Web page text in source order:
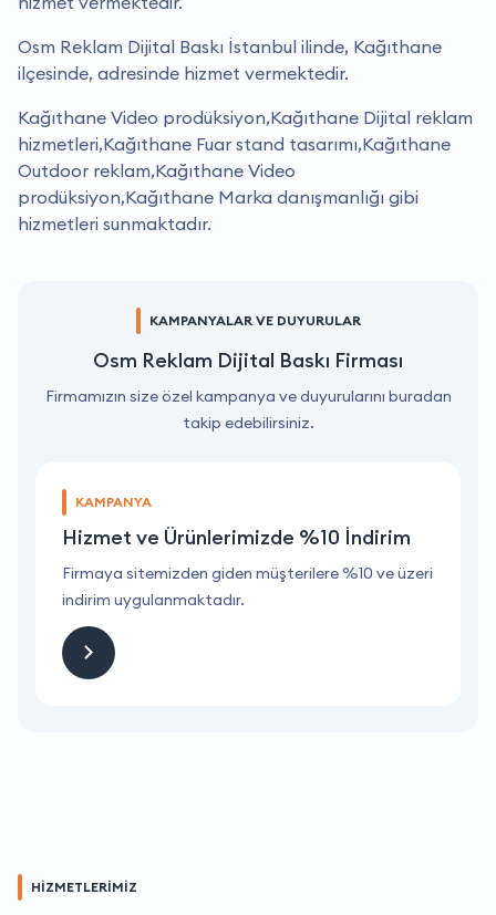
Osm Reklam Dijital Baskı İstanbul ilinde, Kağıthane
ilçesinde, adresinde hizmet vermektedir.
Kağıthane Video prodüksiyon,Kağıthane Dijital reklam
hizmetleri,Kağıthane Fuar stand tasarımı,Kağıthane
Outdoor reklam,Kağıthane Video
prodüksiyon,Kağıthane Marka danışmanlığı gibi
hizmetleri sunmaktadır.
KAMPANYALAR VE DUYURULAR
Osm Reklam Dijital Baskı Firması
Firmamızın size özel kampanya ve duyurularını buradan
takip edebilirsiniz.
KAMPANYA
Hizmet ve Ürünlerimizde %10 İndirim
Firmaya sitemizden giden müşterilere %10 ve üzeri
indirim uygulanmaktadır.
HİZMETLERİMİZ